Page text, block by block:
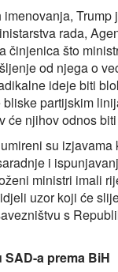
rada,
činjenica što
od njega o
ideje biti
partijskim
će njihov odnos
su
i
ministri imali
uzor koji će
s
a prema BiH